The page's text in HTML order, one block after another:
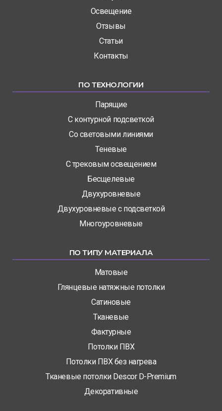
Освещение
Отзывы
Статьи
Контакты
ПО ТЕХНОЛОГИИ
Парящие
С контурной подсветкой
Со световыми линиями
Теневые
С трековым освещением
Бесщелевые
Двухуровневые
Двухуровневые с подсветкой
Многоуровневые
ПО ТИПУ МАТЕРИАЛА
Матовые
Глянцевые натяжные потолки
Сатиновые
Тканевые
Фактурные
Потолки ПВХ
Потолки ПВХ без нагрева
Тканевые потолки Descor D-Premium
Декоративные